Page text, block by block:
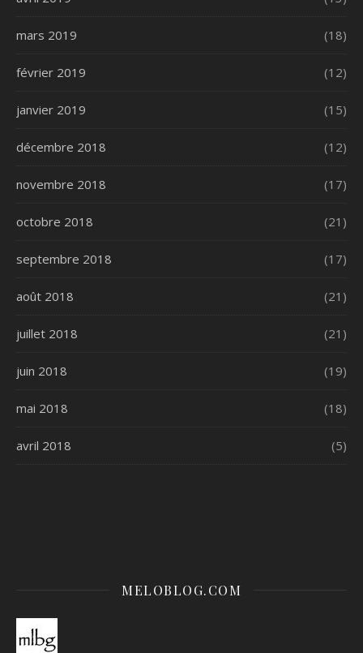
mars 2019 (18)
février 2019 (12)
janvier 2019 (15)
décembre 2018 (12)
novembre 2018 (17)
octobre 2018 (21)
septembre 2018 (17)
août 2018 (21)
juillet 2018 (21)
juin 2018 (19)
mai 2018 (18)
avril 2018 (5)
MELOBLOG.COM